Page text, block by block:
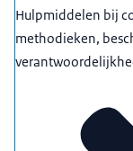
Hulpmiddelen bij
methodieken,